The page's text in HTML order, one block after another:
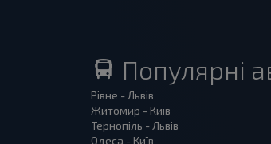
Популярні
Рівне - Львів
Житомир - Київ
Тернопіль - Львів
Одеса - Київ